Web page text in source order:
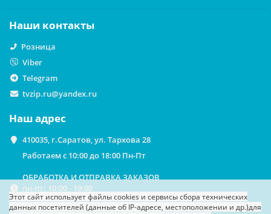
Этот сайт использует файлы cookies и сервисы сбора технических
данных посетителей (данные об IP-адресе, местоположении и др.)для
Наши контакты
Розница
Viber
Telegram
tvzip.ru@yandex.ru
Наш адрес
410035, г.Саратов, ул. Тархова 28
Работаем с 10:00 до 18:00 Пн-Пт
ОБРАБОТКА И ОТПРАВКА ЗАКАЗОВ
пн-пт: 10:00 - 19:00
ВЫДАЧА ЗАКАЗОВ НА САМОВЫВОЗ